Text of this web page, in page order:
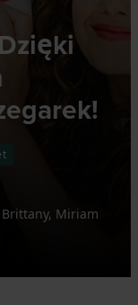
Brittany, Miriam